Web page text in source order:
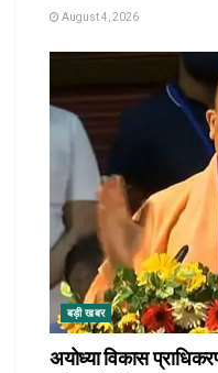
August 4, 2026
बड़ी खबर
अयोध्या विकास